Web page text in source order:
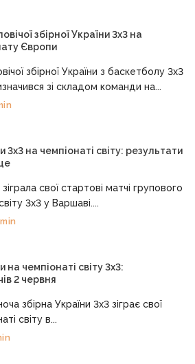
збірної України 3х3 на
Європи
збірної України з баскетболу 3х3
зі складом команди на...
3х3 на чемпіонаті світу: результати
свої стартові матчі групового
3х3 у Варшаві....
на чемпіонаті світу 3х3:
2 червня
збірна України 3х3 зіграє свої
світу в...